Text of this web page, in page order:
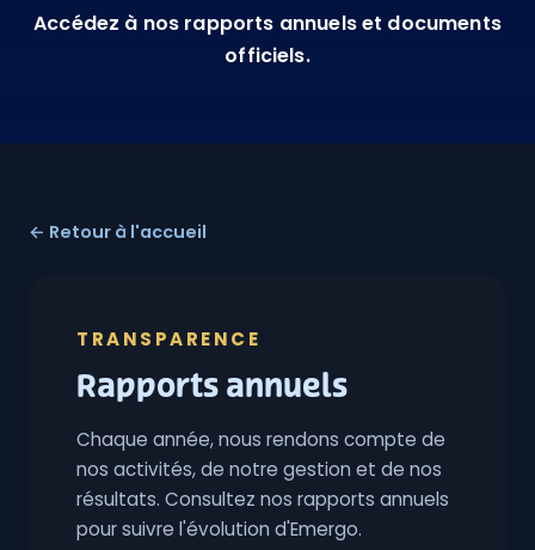
Accédez à nos rapports annuels et documents
officiels.
Retour à l'accueil
TRANSPARENCE
Rapports annuels
Chaque année, nous rendons compte de
nos activités, de notre gestion et de nos
résultats. Consultez nos rapports annuels
pour suivre l'évolution d'Emergo.